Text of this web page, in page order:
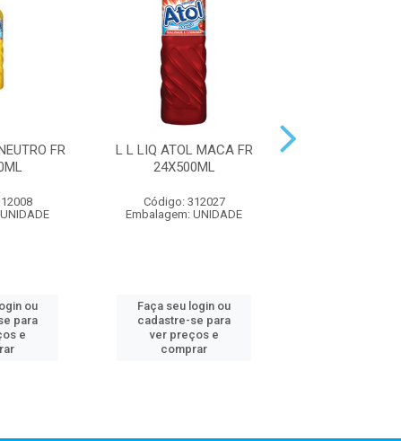
FR
ou
para
e
L L LIQ ATOL MACA FR
24X500ML
Código: 312027
Embalagem: UNIDADE
Faça seu login ou
cadastre-se para
ver preços e
comprar